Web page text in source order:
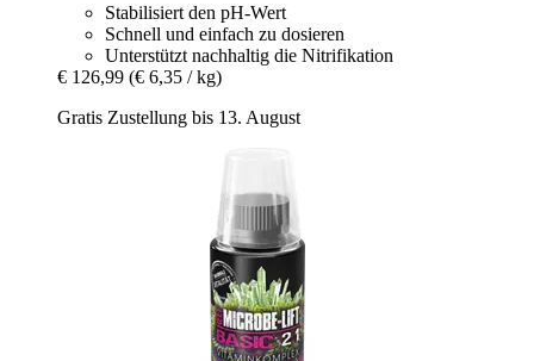
Stabilisiert den pH-Wert
Schnell und einfach zu dosieren
Unterstützt nachhaltig die Nitrifikation
€ 126,99 (€ 6,35 / kg)
Gratis Zustellung bis 13. August